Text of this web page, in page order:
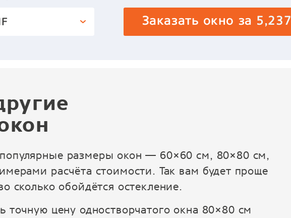
Заказать окно за 5,237
размеры окон — 60×60 см, 80×80 см,
расчёта стоимости. Так вам будет проще
сколько обойдётся остекление.
точную цену одностворчатого окна 80×80 см